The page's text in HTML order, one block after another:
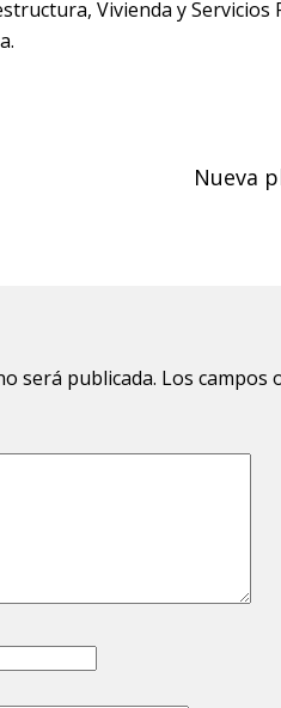
Vivienda y Servicios
Nueva
será publicada. Los campos